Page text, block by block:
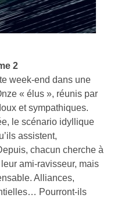
2
week-end dans une
« élus », réunis par
et sympathiques.
le scénario idyllique
assistent,
chacun cherche à
ami-ravisseur, mais
Alliances,
Pourront-ils